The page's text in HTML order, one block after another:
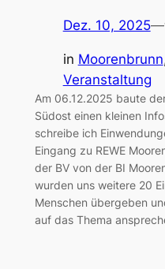
Dez. 10, 2025—
in Moorenbrunn
Veranstaltung
Am 06.12.2025 baute
Südost einen kleinen
schreibe ich
Eingang zu REWE
der BV von der BI
wurden uns weitere 20
Menschen übergeben
auf das Thema